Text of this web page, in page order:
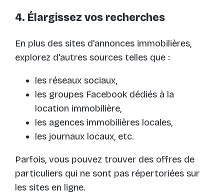
4. Élargissez vos recherches
En plus des sites d'annonces immobilières,
explorez d'autres sources telles que :
les réseaux sociaux,
les groupes Facebook dédiés à la
location immobilière,
les agences immobilières locales,
les journaux locaux, etc.
Parfois, vous pouvez trouver des offres de
particuliers qui ne sont pas répertoriées sur
les sites en ligne.